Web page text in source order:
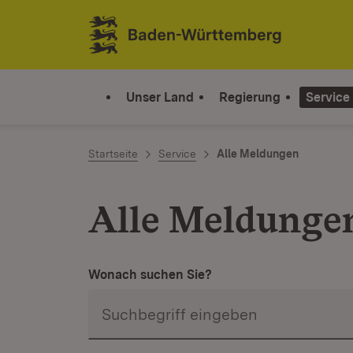
Zum Inhalt springen
Link zur Startseite
Unser Land Regierung Service
Startseite Service Alle Meldungen
Alle
Wonach suchen Sie?